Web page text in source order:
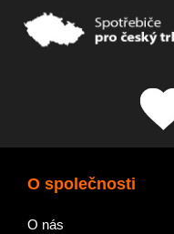
O společnosti
O nás